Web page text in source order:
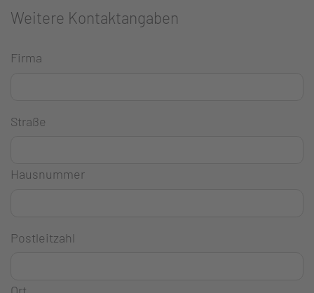
Weitere Kontaktangaben
Firma
Straße
Hausnummer
Postleitzahl